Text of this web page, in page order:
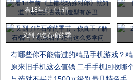
看18年前《上错
又到了吃石榴的季
有哪些你不能错过的精品手机游戏？
原来旧手机这么值钱 二手手机回收哪